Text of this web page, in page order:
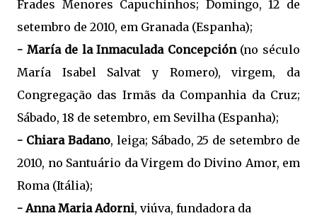
Frades Menores Capuchinhos; Domingo, 12 de
setembro de 2010, em Granada (Espanha);
- María de la Inmaculada Concepción(no século
María Isabel Salvat y Romero), virgem, da
Congregação das Irmãs da Companhia da Cruz;
Sábado, 18 de setembro, em Sevilha (Espanha);
- Chiara Badano, leiga; Sábado, 25 de setembro de
2010, no Santuário da Virgem do Divino Amor, em
Roma (Itália);
- Anna Maria Adorni, viúva, fundadora da